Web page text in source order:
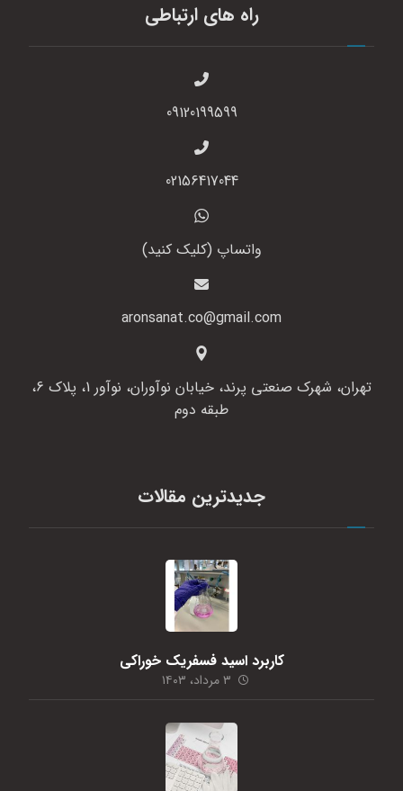
راه های ارتباطی
09120199599
02156417044
واتساپ (کلیک کنید)
aronsanat.co@gmail.com
تهران، شهرک صنعتی پرند، خیابان نوآوران، نوآور 1، پلاک 6،
طبقه دوم
جدیدترین مقالات
کاربرد اسید فسفریک خوراکی
۳ مرداد، ۱۴۰۳